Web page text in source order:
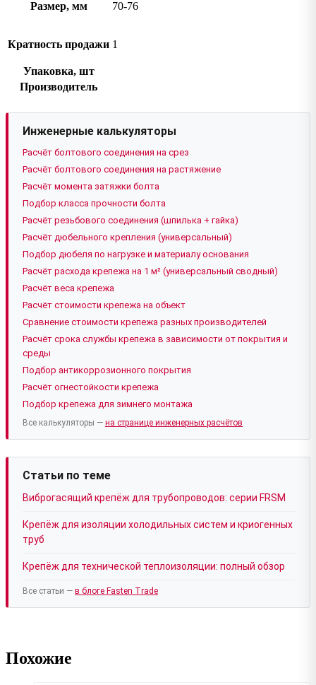
Размер, мм 70-76
Кратность продажи 1
Упаковка, шт
Производитель
Инженерные калькуляторы
Расчёт болтового соединения на срез
Расчёт болтового соединения на растяжение
Расчёт момента затяжки болта
Подбор класса прочности болта
Расчёт резьбового соединения (шпилька + гайка)
Расчёт дюбельного крепления (универсальный)
Подбор дюбеля по нагрузке и материалу основания
Расчёт расхода крепежа на 1 м² (универсальный сводный)
Расчёт веса крепежа
Расчёт стоимости крепежа на объект
Сравнение стоимости крепежа разных производителей
Расчёт срока службы крепежа в зависимости от покрытия и
среды
Подбор антикоррозионного покрытия
Расчёт огнестойкости крепежа
Подбор крепежа для зимнего монтажа
Все калькуляторы — на странице инженерных расчётов
Статьи по теме
Виброгасящий крепёж для трубопроводов: серии FRSM
Крепёж для изоляции холодильных систем и криогенных
труб
Крепёж для технической теплоизоляции: полный обзор
Все статьи — в блоге Fasten Trade
Похожие